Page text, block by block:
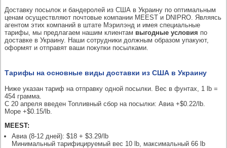
Доставку посылок и бандеролей из США в Украину по оптимальным
ценам осуществляют почтовые компании MEEST и DNIPRO. Являясь
агентом этих компаний в штате Мэрилэнд и имея специальные
тарифы, мы предлагаем нашим клиентам выгодные условия по
доставке в Украину. Наши сотрудники должным образом упакуют,
оформят и отправят ваши покупки посылками.
Тарифы на основные виды доставки из США в Украину
Ниже указан тариф на отправку одной посылки. Вес в фунтах, 1 lb =
454 грамма.
C 20 апреля введен Топливный сбор на посылки: Авиа +$0.22/lb.
Море +$0.15/lb.
MEEST:
Авиа (8-12 дней): $18 + $3.29/lb
Минимальный тарифицируемый вес 10 lb, максимальный 66 lb